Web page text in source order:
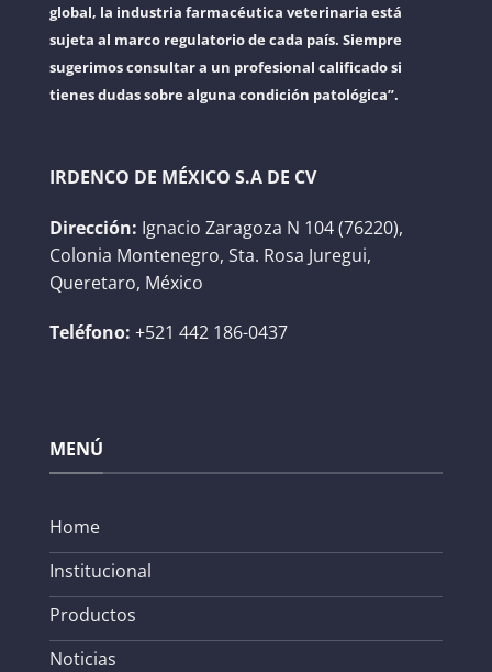
global, la industria farmacéutica veterinaria está
sujeta al marco regulatorio de cada país. Siempre
sugerimos consultar a un profesional calificado si
tienes dudas sobre alguna condición patológica”.
IRDENCO DE MÉXICO S.A DE CV
Dirección: Ignacio Zaragoza N 104 (76220),
Colonia Montenegro, Sta. Rosa Juregui,
Queretaro, México
Teléfono: +521 442 186-0437
MENÚ
Home
Institucional
Productos
Noticias